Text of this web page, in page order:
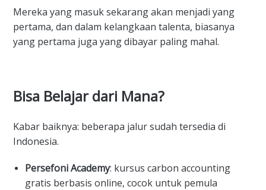
Mereka yang masuk sekarang akan menjadi yang
pertama, dan dalam kelangkaan talenta, biasanya
yang pertama juga yang dibayar paling mahal.
Bisa Belajar dari Mana?
Kabar baiknya: beberapa jalur sudah tersedia di
Indonesia.
Persefoni Academy: kursus carbon accounting
gratis berbasis online, cocok untuk pemula